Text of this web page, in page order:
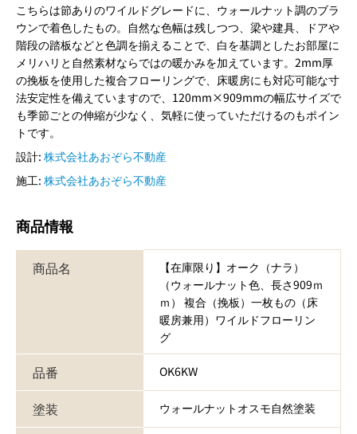
こちらは節ありのワイルドグレードに、ウォールナット調のブラ
ウンで着色したもの。自然な色幅は残しつつ、梁や建具、ドアや
階段の踏板などと色調を揃えることで、白を基調としたお部屋に
メリハリと自然素材ならではの暖かみを加えています。2mm厚
の挽板を使用した複合フローリングで、床暖房にも対応可能な寸
法安定性を備えていますので、120mm×909mmの幅広サイズで
も季節ごとの伸縮が少なく、気軽に使っていただけるのもポイン
トです。
設計: 株式会社あおぞら不動産
施工: 株式会社あおぞら不動産
商品情報
商品名
【在庫限り】オーク（ナラ）
（ウォールナット色、長さ909ｍ
ｍ） 複合（挽板）一枚もの（床
暖房兼用）ワイルドフローリン
グ
品番 OK6KW
塗装 ウォールナットオスモ自然塗装